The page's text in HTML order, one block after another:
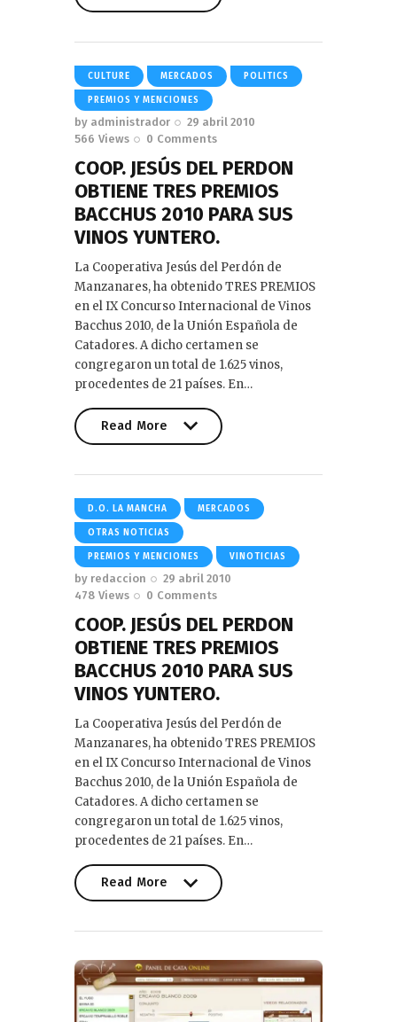
CULTURE MERCADOS POLITICS
PREMIOS Y MENCIONES
by administrador
29 abril 2010
566 Views 0 Comments
COOP. JESÚS DEL PERDON
OBTIENE TRES PREMIOS
BACCHUS 2010 PARA SUS
VINOS YUNTERO.
La Cooperativa Jesús del Perdón de
Manzanares, ha obtenido TRES PREMIOS
en el IX Concurso Internacional de Vinos
Bacchus 2010, de la Unión Española de
Catadores. A dicho certamen se
congregaron un total de 1.625 vinos,
procedentes de 21 países. En…
Read More
D.O. LA MANCHA MERCADOS
OTRAS NOTICIAS
PREMIOS Y MENCIONES VINOTICIAS
by redaccion
29 abril 2010
478 Views 0 Comments
COOP. JESÚS DEL PERDON
OBTIENE TRES PREMIOS
BACCHUS 2010 PARA SUS
VINOS YUNTERO.
La Cooperativa Jesús del Perdón de
Manzanares, ha obtenido TRES PREMIOS
en el IX Concurso Internacional de Vinos
Bacchus 2010, de la Unión Española de
Catadores. A dicho certamen se
congregaron un total de 1.625 vinos,
procedentes de 21 países. En…
Read More